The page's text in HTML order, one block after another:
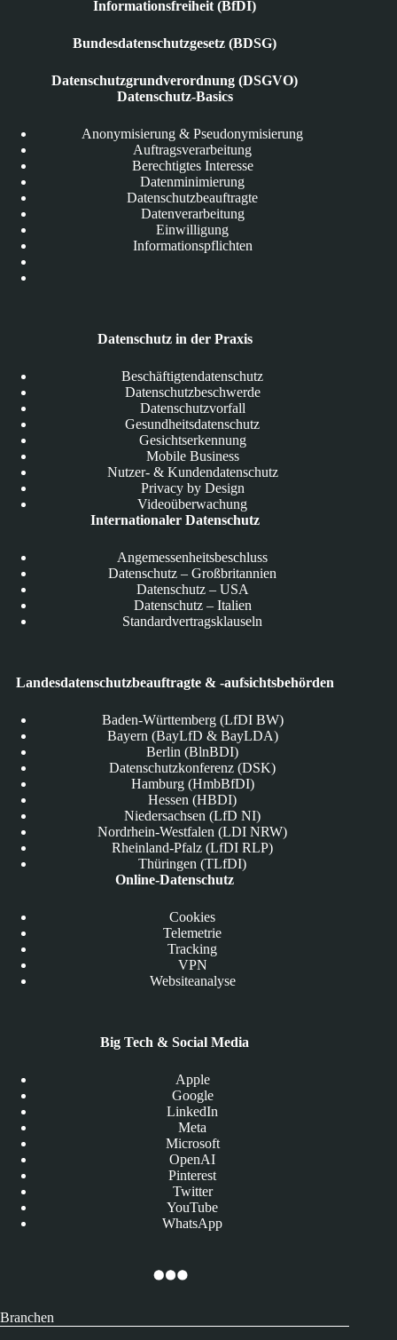
Informationsfreiheit (BfDI)
Bundesdatenschutzgesetz (BDSG)
Datenschutzgrundverordnung (DSGVO)
Datenschutz-Basics
Anonymisierung & Pseudonymisierung
Auftragsverarbeitung
Berechtigtes Interesse
Datenminimierung
Datenschutzbeauftragte
Datenverarbeitung
Einwilligung
Informationspflichten
Datenschutz in der Praxis
Beschäftigtendatenschutz
Datenschutzbeschwerde
Datenschutzvorfall
Gesundheitsdatenschutz
Gesichtserkennung
Mobile Business
Nutzer- & Kundendatenschutz
Privacy by Design
Videoüberwachung
Internationaler Datenschutz
Angemessenheitsbeschluss
Datenschutz – Großbritannien
Datenschutz – USA
Datenschutz – Italien
Standardvertragsklauseln
Landesdatenschutzbeauftragte & -aufsichtsbehörden
Baden-Württemberg (LfDI BW)
Bayern (BayLfD & BayLDA)
Berlin (BlnBDI)
Datenschutzkonferenz (DSK)
Hamburg (HmbBfDI)
Hessen (HBDI)
Niedersachsen (LfD NI)
Nordrhein-Westfalen (LDI NRW)
Rheinland-Pfalz (LfDI RLP)
Thüringen (TLfDI)
Online-Datenschutz
Cookies
Telemetrie
Tracking
VPN
Websiteanalyse
Big Tech & Social Media
Apple
Google
LinkedIn
Meta
Microsoft
OpenAI
Pinterest
Twitter
YouTube
WhatsApp
Branchen